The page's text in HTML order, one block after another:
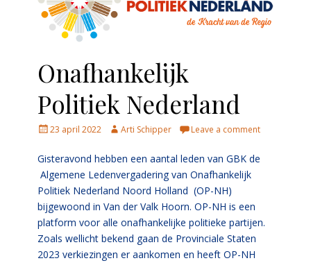
Onafhankelijk
Politiek Nederland
Posted
23 april 2022 Author
Arti Schipper Leave a comment
Gisteravond hebben een aantal leden van GBK de
Algemene Ledenvergadering van Onafhankelijk
Politiek Nederland Noord Holland (OP-NH)
bijgewoond in Van der Valk Hoorn. OP-NH is een
platform voor alle onafhankelijke politieke partijen.
Zoals wellicht bekend gaan de Provinciale Staten
2023 verkiezingen er aankomen en heeft OP-NH